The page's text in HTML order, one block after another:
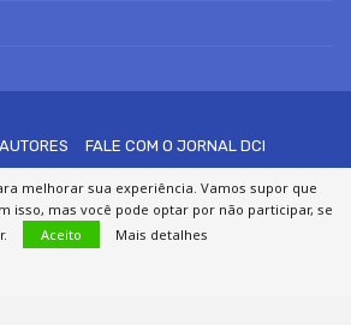
AUTORES
FALE COM O JORNAL DCI
TERMOS DE USO
Digital - Todos os direitos reservados
melhorar sua experiência. Vamos supor que
isso, mas você pode optar por não participar, se
Aceito Mais detalhes